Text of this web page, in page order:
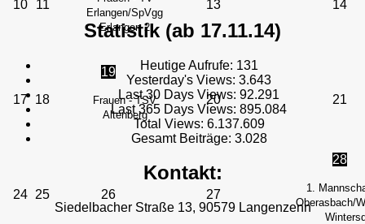
10 11
Erlangen/SpVgg
Erlangen 2
13 14
17 18
19
Frauen - TSV
Altenberg
20 21
24 25 26 27
28
1.
Oberasbach/
Statistik (ab 17.11.14)
Heutige Aufrufe: 131
Yesterday's Views: 3.643
Last 30 Days Views: 92.291
Last 365 Days Views: 895.084
Total Views: 6.137.609
Gesamt Beiträge: 3.028
Kontakt:
Siedelbacher Straße 13, 90579 Langenzenn